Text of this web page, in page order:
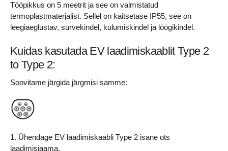
Tööpikkus on 5 meetrit ja see on valmistatud
termoplastmaterjalist. Sellel on kaitsetase IP55, see on
leegiaeglustav, survekindel, kulumiskindel ja löögikindel.
Kuidas kasutada EV laadimiskaablit Type 2
to Type 2:
Soovitame järgida järgmisi samme:
1. Ühendage EV laadimiskaabli Type 2 isane ots
laadimisjaama.